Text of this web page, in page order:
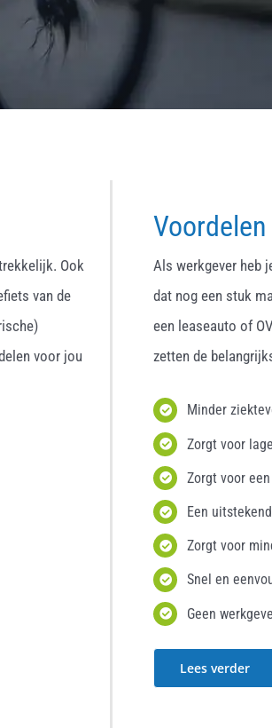
Ook
van de
voor jou
Als werkgever heb
dat nog een stuk
een leaseauto of
zetten de
Minder
Zorgt voor
Zorgt voor
Een
Zorgt voor
Snel en
Geen
Lees verder